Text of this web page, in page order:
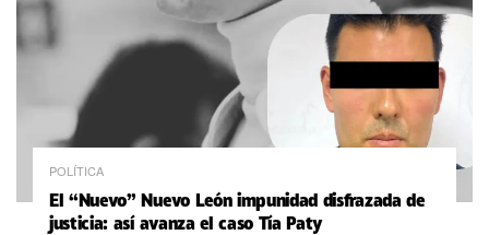
POLÍTICA
El “Nuevo” Nuevo León impunidad disfrazada de
justicia: así avanza el caso Tía Paty